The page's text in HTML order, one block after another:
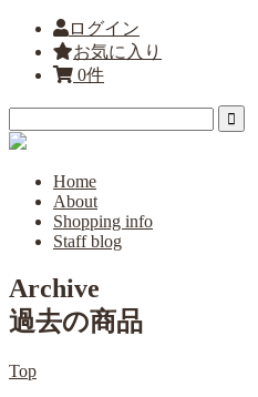
ログイン
お気に入り
0件
Home
About
Shopping info
Staff blog
Archive
過去の商品
Top